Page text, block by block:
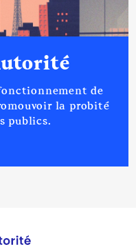
de
la probité
publics.